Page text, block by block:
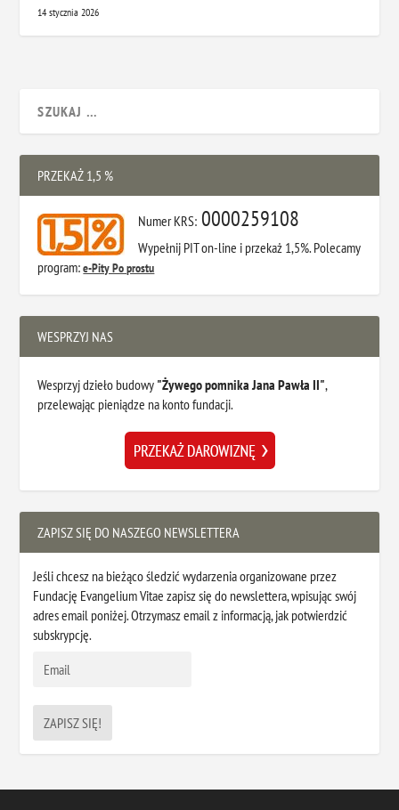
14 stycznia 2026
PRZEKAŻ 1,5 %
Numer KRS: 0000259108
Wypełnij PIT on-line i przekaż 1,5%. Polecamy
program:e-Pity Po prostu
WESPRZYJ NAS
Wesprzyj dzieło budowy "Żywego pomnika Jana Pawła II",
przelewając pieniądze na konto fundacji.
ZAPISZ SIĘ DO NASZEGO NEWSLETTERA
Jeśli chcesz na bieżąco śledzić wydarzenia organizowane przez
Fundację Evangelium Vitae zapisz się do newslettera, wpisując swój
adres email poniżej. Otrzymasz email z informacją, jak potwierdzić
subskrypcję.